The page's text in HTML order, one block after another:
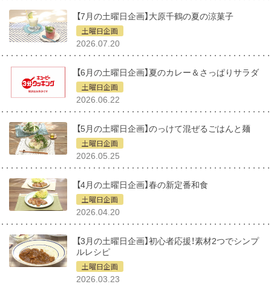
【7月の土曜日企画】大原千鶴の夏の涼菓子
土曜日企画
2026.07.20
【6月の土曜日企画】夏のカレー＆さっぱりサラダ
土曜日企画
2026.06.22
【5月の土曜日企画】のっけて混ぜるごはんと麺
土曜日企画
2026.05.25
【4月の土曜日企画】春の新定番和食
土曜日企画
2026.04.20
【3月の土曜日企画】初心者応援！素材2つでシンプ
ルレシピ
土曜日企画
2026.03.23